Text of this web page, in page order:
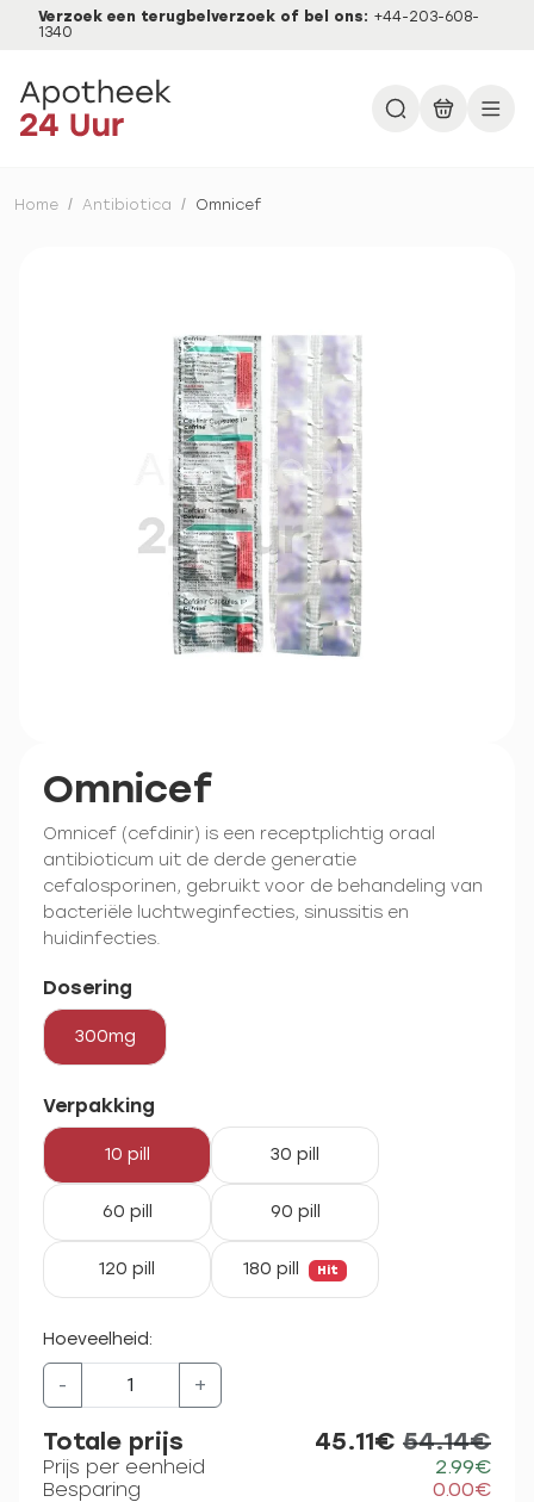
Verzoek een terugbelverzoek of bel ons: +44-203-608-
1340
Home / Antibiotica / Omnicef
Omnicef
Omnicef (cefdinir) is een receptplichtig oraal
antibioticum uit de derde generatie
cefalosporinen, gebruikt voor de behandeling van
bacteriële luchtweginfecties, sinussitis en
huidinfecties.
Dosering
300mg
Verpakking
10 pill 30 pill
60 pill 90 pill
120 pill 180 pill Hit
Hoeveelheid:
- +
Totale prijs 45.11€ 54.14€
Prijs per eenheid
2.99€
Besparing
0.00€